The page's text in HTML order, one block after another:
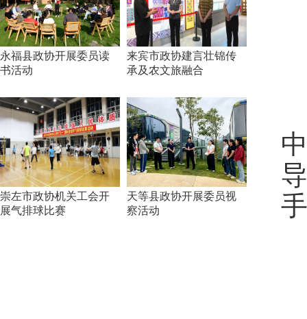
永福县政协开展委员读
书活动
来宾市政协建言壮锦传
承及农文旅融合
崇左市政协机关工会开
展气排球比赛
天等县政协开展委员视
察活动